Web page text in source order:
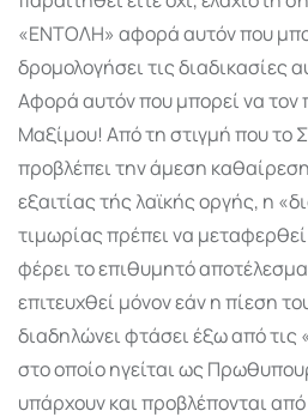
«ΕΝΤΟΛΗ» αφορά αυτόν που
δρομολογήσει τις διαδικασίες
Αφορά αυτόν που μπορεί να τον
Μαξίμου! Από τη στιγμή που το
προβλέπει την άμεση
εξαιτίας τής λαϊκής οργής, η
τιμωρίας πρέπει να
φέρει το επιθυμητό
επιτευχθεί μόνον εάν η πίεση
διαδηλώνει φτάσει έξω από
στο οποίο ηγείται ως
υπάρχουν και προβλέπονται